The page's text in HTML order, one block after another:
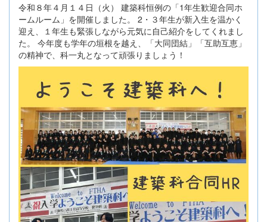
令和８年４月１４日（火） 建築科恒例の「1年生歓迎合同ホ
ームルーム」を開催しました。 2・３年生が新入生を温かく
迎え、１年生も緊張しながら元気に自己紹介をしてくれまし
た。 今年度も学年の垣根を越え、「大同団結」「互助互恵」
の精神で、科一丸となって頑張りましょう！